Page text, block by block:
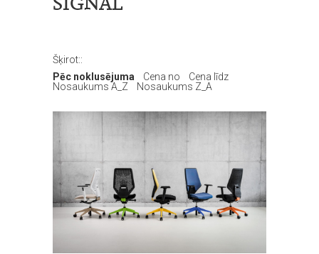
Šķirot::
Pēc noklusējuma
Cena no
Cena līdz
Nosaukums A_Z
Nosaukums Z_A